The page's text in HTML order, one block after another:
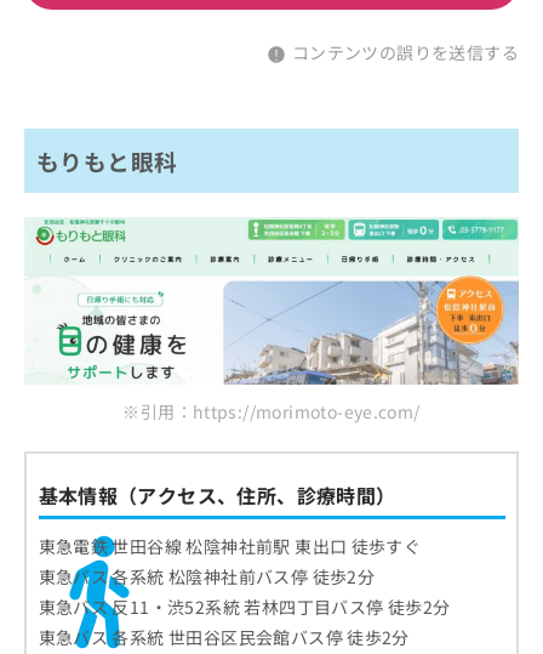
コンテンツの誤りを送信する
もりもと眼科
※引用：https://morimoto-eye.com/
基本情報（アクセス、住所、診療時間）
東急電鉄 世田谷線 松陰神社前駅 東出口 徒歩すぐ
東急バス 各系統 松陰神社前バス停 徒歩2分
東急バス 反11・渋52系統 若林四丁目バス停 徒歩2分
東急バス 各系統 世田谷区民会館バス停 徒歩2分